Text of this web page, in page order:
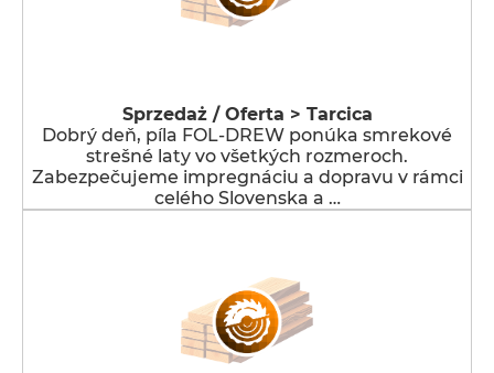
Sprzedaż / Oferta > Tarcica
Dobrý deň, píla FOL-DREW ponúka smrekové
strešné laty vo všetkých rozmeroch.
Zabezpečujeme impregnáciu a dopravu v rámci
celého Slovenska a …